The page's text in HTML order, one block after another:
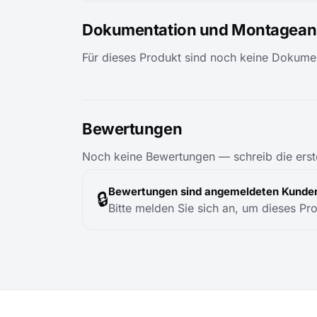
Dokumentation und
Für dieses Produkt sind noch keine
Bewertungen
Noch keine Bewertungen — schreib die
🔒Bewertungen sind angemeldeten
Bitte melden Sie sich an, um dieses